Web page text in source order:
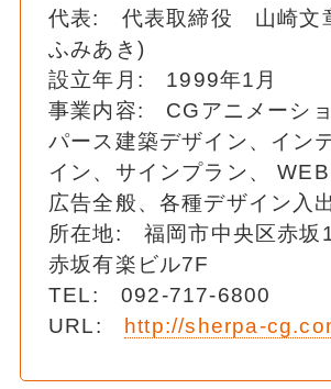
代表: 代表取締役 山崎文
ふみあき)
設立年月: 1999年1月
事業内容: CGアニメーシ
パース建築デザイン、イン
イン、サインプラン、 WEB
広告全般、各種デザイン入
所在地: 福岡市中央区赤坂
赤坂有楽ビル7F
TEL: 092-717-6800
URL: http://sherpa-